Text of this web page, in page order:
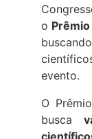
o
evento.
O
busca